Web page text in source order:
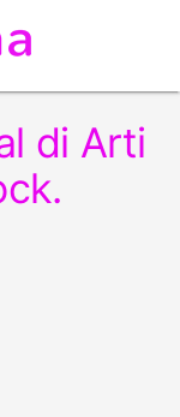
di Arti